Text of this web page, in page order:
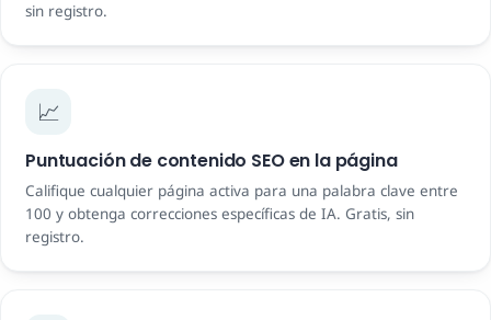
sin registro.
📈
Puntuación de contenido SEO en la página
Califique cualquier página activa para una palabra clave entre
100 y obtenga correcciones específicas de IA. Gratis, sin
registro.